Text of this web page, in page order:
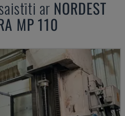
ar NORDEST
MP 110